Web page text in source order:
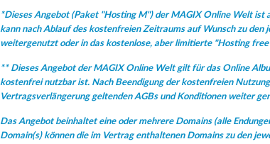
*Dieses Angebot (Paket "Hosting M") der MAGIX Online Welt
kann nach Ablauf des kostenfreien Zeitraums auf Wunsch zu den
weitergenutzt oder in das kostenlose, aber limitierte "Hosting
** Dieses Angebot der MAGIX Online Welt gilt für das Online
kostenfrei nutzbar ist. Nach Beendigung der kostenfreien
Vertragsverlängerung geltenden AGBs und Konditionen weiter
Das Angebot beinhaltet eine oder mehrere Domains (alle
Domain(s) können die im Vertrag enthaltenen Domains zu den